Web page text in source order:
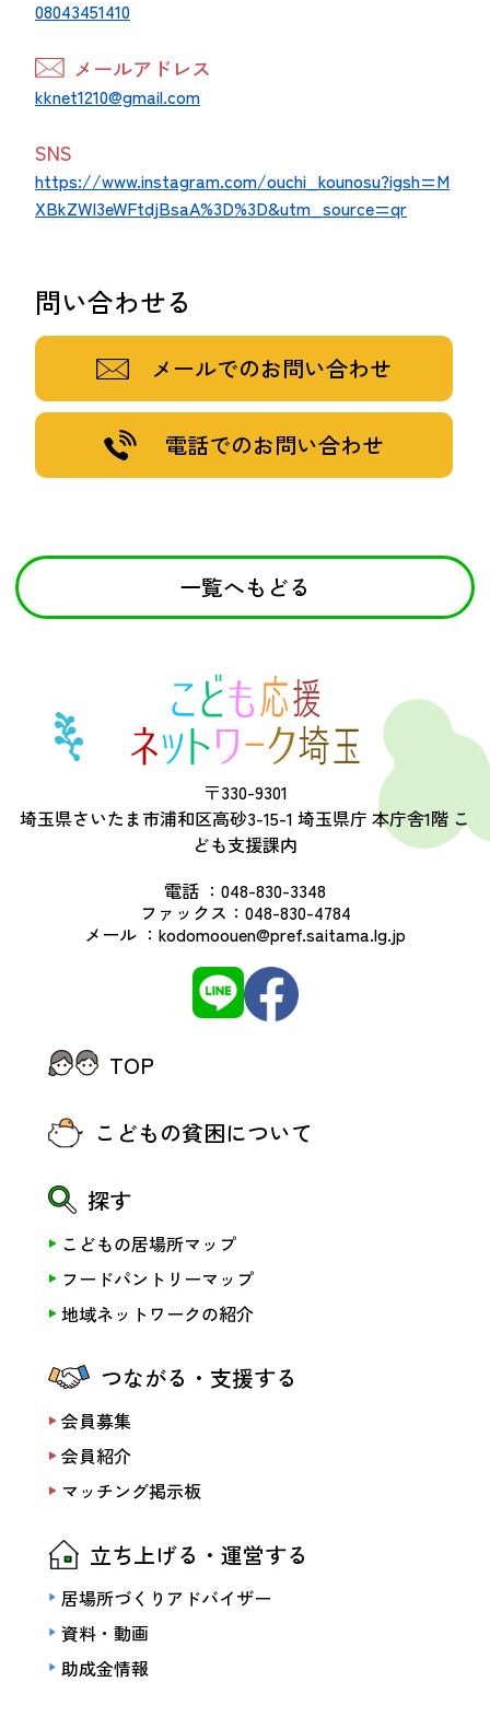
08043451410
メールアドレス
kknet1210@gmail.com
SNS
https://www.instagram.com/ouchi_kounosu?igsh=M
XBkZWI3eWFtdjBsaA%3D%3D&utm_source=qr
問い合わせる
メールでのお問い合わせ
電話でのお問い合わせ
一覧へもどる
〒330-9301
埼玉県さいたま市浦和区高砂3-15-1 埼玉県庁 本庁舎1階 こ
ども支援課内
電話 ： 048-830-3348
ファックス： 048-830-4784
メール ： kodomoouen@pref.saitama.lg.jp
TOP
こどもの貧困について
探す
こどもの居場所マップ
フードパントリーマップ
地域ネットワークの紹介
つながる・支援する
会員募集
会員紹介
マッチング掲示板
立ち上げる・運営する
居場所づくりアドバイザー
資料・動画
助成金情報